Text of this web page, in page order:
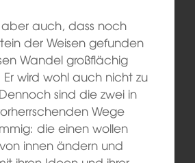
auch, dass noch
der Weisen gefunden
Wandel großflächig
Er wird wohl auch nicht zu
sind die zwei in
Wege
die einen wollen
innen ändern und